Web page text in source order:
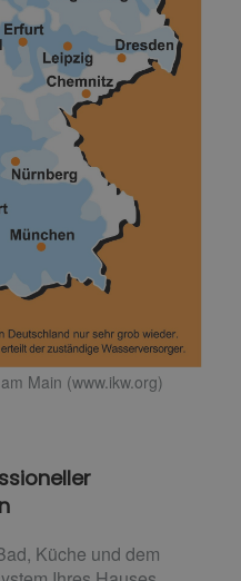
Main (www.ikw.org)
Küche und dem